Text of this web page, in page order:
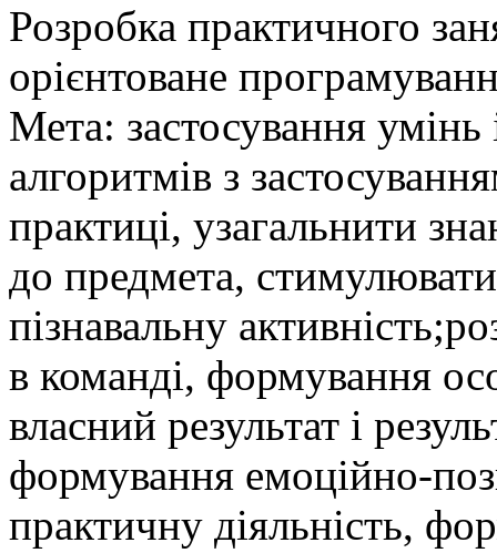
Розробка практичного
орієнтоване
Мета: застосування
алгоритмів з
практиці, узагальнити
до предмета,
пізнавальну
в команді, формування
власний результат і
формування емоційно-
практичну діяльність,